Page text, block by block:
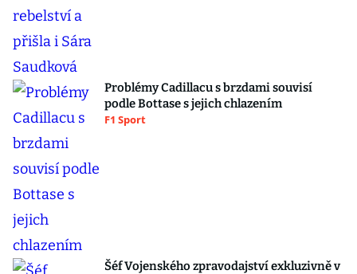
Problémy Cadillacu s brzdami souvisí
podle Bottase s jejich chlazením
F1 Sport
Šéf Vojenského zpravodajství exkluzivně v